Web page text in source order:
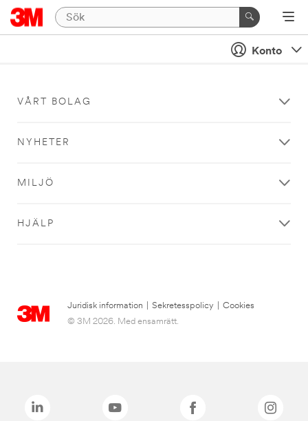
Konto
VÅRT BOLAG
NYHETER
MILJÖ
HJÄLP
Juridisk information Sekretesspolicy
Cookies
© 3M 2026. Med ensamrätt.